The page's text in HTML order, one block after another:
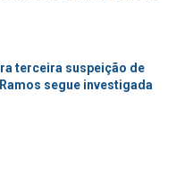
terceira suspeição de
segue investigada